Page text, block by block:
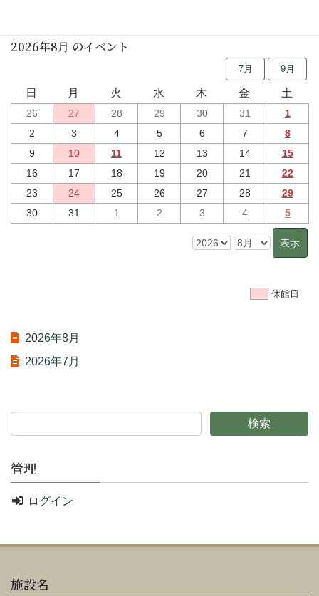
2026年8月 のイベント
7月 9月
日 月 火 水 木 金 土
26 27 28 29 30 31
1
2
3 4 5 6 7
8
9
10 11 12 13 14
15
16
17 18 19 20 21
22
23
24 25 26 27 28
29
30
31 1 2 3 4 5
休館日
2026年8月
2026年7月
管理
ログイン
施設名